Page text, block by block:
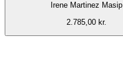
Irene Martinez Masip
2.785,00 kr.